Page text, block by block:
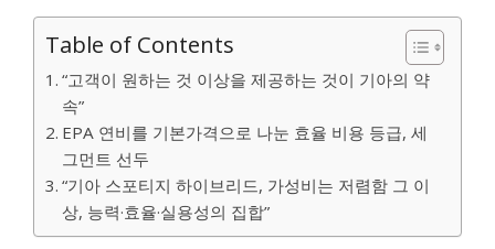
Table of Contents
“고객이 원하는 것 이상을 제공하는 것이 기아의 약
속”
EPA 연비를 기본가격으로 나눈 효율 비용 등급, 세
그먼트 선두
“기아 스포티지 하이브리드, 가성비는 저렴함 그 이
상, 능력·효율·실용성의 집합”